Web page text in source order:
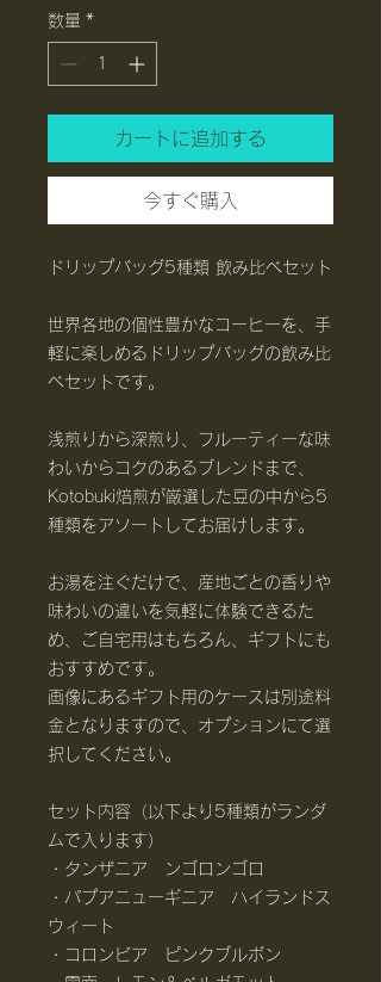
数量 *
カートに追加する
今すぐ購入
ドリップバッグ5種類 飲み比べセット
世界各地の個性豊かなコーヒーを、手
軽に楽しめるドリップバッグの飲み比
べセットです。
浅煎りから深煎り、フルーティーな味
わいからコクのあるブレンドまで、
Kotobuki焙煎が厳選した豆の中から5
種類をアソートしてお届けします。
お湯を注ぐだけで、産地ごとの香りや
味わいの違いを気軽に体験できるた
め、ご自宅用はもちろん、ギフトにも
おすすめです。
画像にあるギフト用のケースは別途料
金となりますので、オプションにて選
択してください。
セット内容（以下より5種類がランダ
ムで入ります）
・タンザニア ンゴロンゴロ
・パプアニューギニア ハイランドス
ウィート
・コロンビア ピンクブルボン